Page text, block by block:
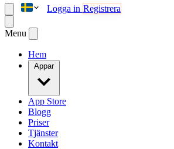
Logga in Registrera
Menu
Hem
Appar
App Store
Blogg
Priser
Tjänster
Kontakt